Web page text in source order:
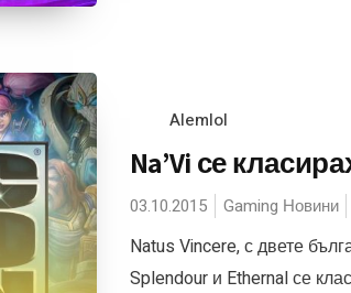
Alemlol
Na’Vi се
03.10.2015 Gaming Новини
Natus Vincere, с двете
Splendour и Ethernal се